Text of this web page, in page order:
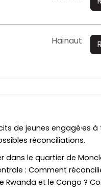
Hainaut
de jeunes engagé·es à
réconciliations.
dans le quartier de
: Comment
Rwanda et le Congo ?